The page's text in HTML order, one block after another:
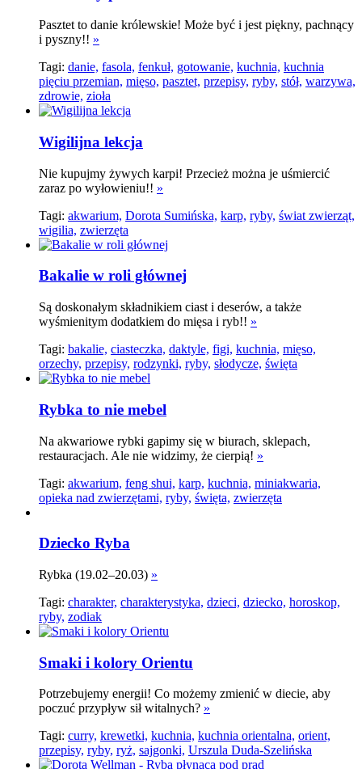
Pasztet to danie królewskie! Może być i jest piękny, pachnący
i pyszny!! »
Tagi: danie, fasola, fenkuł, gotowanie, kuchnia, kuchnia
pięciu przemian, mięso, pasztet, przepisy, ryby, stół, warzywa,
zdrowie, zioła
Wigilijna lekcja
Nie kupujmy żywych karpi! Przecież można je uśmiercić
zaraz po wyłowieniu!! »
Tagi: akwarium, Dorota Sumińska, karp, ryby, świat zwierząt,
wigilia, zwierzęta
Bakalie w roli głównej
Są doskonałym składnikiem ciast i deserów, a także
wyśmienitym dodatkiem do mięsa i ryb!! »
Tagi: bakalie, ciasteczka, daktyle, figi, kuchnia, mięso,
orzechy, przepisy, rodzynki, ryby, słodycze, święta
Rybka to nie mebel
Na akwariowe rybki gapimy się w biurach, sklepach,
restauracjach. Ale nie widzimy, że cierpią! »
Tagi: akwarium, feng shui, karp, kuchnia, miniakwaria,
opieka nad zwierzętami, ryby, święta, zwierzęta
Dziecko Ryba
Rybka (19.02–20.03) »
Tagi: charakter, charakterystyka, dzieci, dziecko, horoskop,
ryby, zodiak
Smaki i kolory Orientu
Potrzebujemy energii! Co możemy zmienić w diecie, aby
poczuć przypływ sił witalnych? »
Tagi: curry, krewetki, kuchnia, kuchnia orientalna, orient,
przepisy, ryby, ryż, sajgonki, Urszula Duda-Szelińska